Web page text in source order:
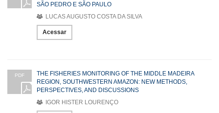
SÃO PEDRO E SÃO PAULO
LUCAS AUGUSTO COSTA DA SILVA
Acessar
PDF
THE FISHERIES MONITORING OF THE MIDDLE MADEIRA
REGION, SOUTHWESTERN AMAZON: NEW METHODS,
PERSPECTIVES, AND DISCUSSIONS
IGOR HISTER LOURENÇO